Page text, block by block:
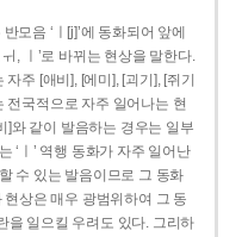
모음 ‘ㅣ[j]’에 동화되어 앞에
ㅟ, ㅣ’로 바뀌는 현상을 말한다.
자주 [애비], [에미], [괴기], [쥐기
전국적으로 자주 일어나는 현
]와 같이 발음하는 경우는 일부
‘ㅣ’ 역행 동화가 자주 일어난
수 있는 발음이므로 그 동화
상은 매우 광범위하여 그 동
을 일으킬 우려도 있다. 그리하